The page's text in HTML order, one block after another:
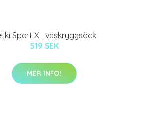
Sport XL väskryggsäck
519 SEK
MER INFO!